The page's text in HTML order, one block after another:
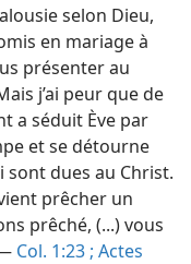
selon Dieu,
en mariage à
présenter au
j’ai peur que de
a séduit Ève par
et se détourne
sont dues au Christ.
prêcher un
prêché, (...) vous
Col. 1:23 ; Actes